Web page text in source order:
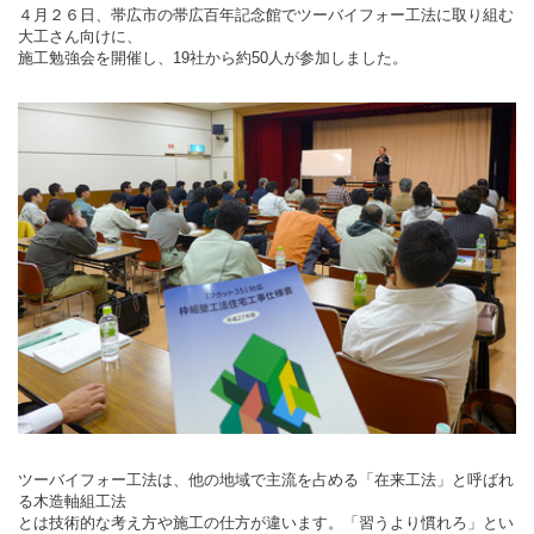
４月２６日、帯広市の帯広百年記念館でツーバイフォー工法に取り組む
大工さん向けに、
施工勉強会を開催し、19社から約50人が参加しました。
ツーバイフォー工法は、他の地域で主流を占める「在来工法」と呼ばれ
る木造軸組工法
とは技術的な考え方や施工の仕方が違います。「習うより慣れろ」とい